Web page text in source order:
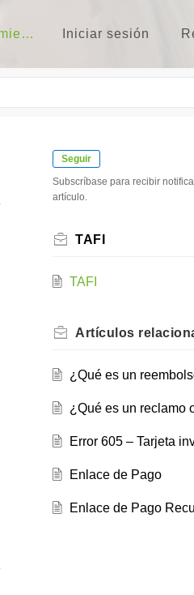
Base de conocimientos Iniciar sesión
Seguir
Subscríbase para recibir
artículo.
TAFI
TAFI
Artículos
¿Qué es un
¿Qué es un reclamo
Error 605 – Tarjeta
Enlace de Pago
Enlace de Pago